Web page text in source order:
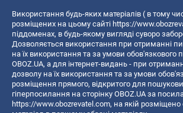
Використання будь-яких матеріалів ( в тому
розміщених на цьому сайті https://
піддоменах, в будь-якому вигляді суворо
Дозволяється використання при отриманні
на їх використання та за умови обов'язкового
OBOZ.UA, а для інтернет-видань - при
дозволу на їх використання та за умови
розміщення прямого, відкритого для
гіперпосилання на сторінку OBOZ.UA за
https://www.obozrevatel.com, на якій розміщено